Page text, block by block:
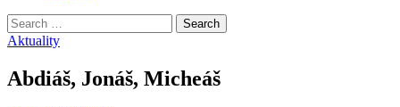
Search
for:
Aktuality
Abdiáš, Jonáš, Micheáš